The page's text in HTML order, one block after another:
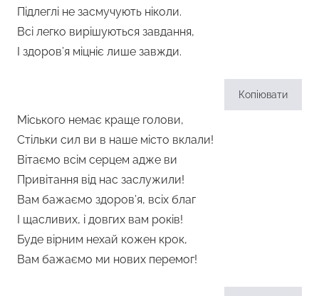
Підлеглі не засмучують ніколи.
Всі легко вирішуються завдання,
І здоров’я міцніє лише завжди.
Копіювати
Міського немає краще голови,
Стільки сил ви в наше місто вклали!
Вітаємо всім серцем адже ви
Привітання від нас заслужили!
Вам бажаємо здоров’я, всіх благ
І щасливих, і довгих вам років!
Буде вірним нехай кожен крок,
Вам бажаємо ми нових перемог!